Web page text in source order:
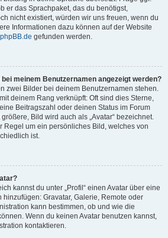
er das Sprachpaket, das du benötigst,
nicht existiert, würden wir uns freuen, wenn du
Informationen dazu können auf der Website
phpBB.de gefunden werden.
meinem Benutzernamen angezeigt werden?
zwei Bilder bei deinem Benutzernamen stehen.
deinem Rang verknüpft: Oft sind dies Sterne,
Beitragszahl oder deinen Status im Forum
Bild wird auch als „Avatar“ bezeichnet.
Regel um ein persönliches Bild, welches von
ist.
kannst du unter „Profil“ einen Avatar über eine
Gravatar, Galerie, Remote oder
kann bestimmen, ob und wie die
Wenn du keinen Avatar benutzen kannst,
kontaktieren.